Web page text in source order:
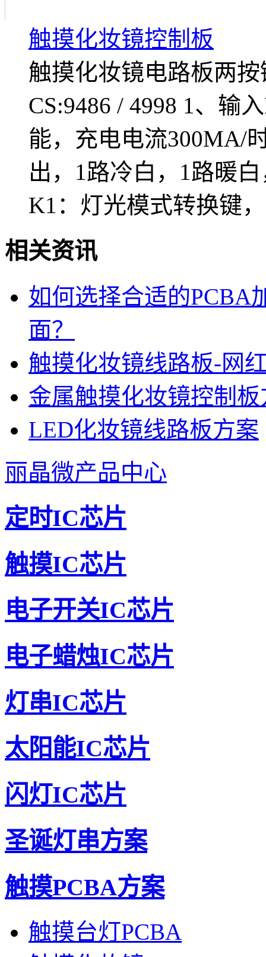
触摸化妆镜控制板
触摸化妆镜电路板两
CS:9486 / 4998 1、输
能，充电电流300MA/
出，1路冷白，1路暖
K1：灯光模式转换键
相关资讯
如何选择合适的PCBA
面？
触摸化妆镜线路板-网
金属触摸化妆镜控制板
LED化妆镜线路板方案
丽晶微产品中心
定时IC芯片
触摸IC芯片
电子开关IC芯片
电子蜡烛IC芯片
灯串IC芯片
太阳能IC芯片
闪灯IC芯片
圣诞灯串方案
触摸PCBA方案
触摸台灯PCBA